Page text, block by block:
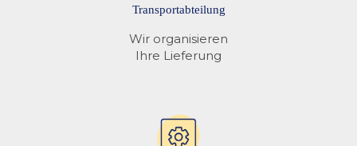
Transportabteilung
Wir organisieren
Ihre Lieferung